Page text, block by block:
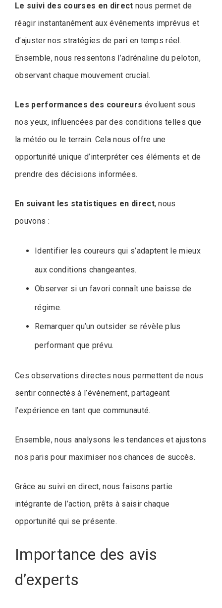
Le suivi des courses en direct nous permet de
réagir instantanément aux événements imprévus et
d’ajuster nos stratégies de pari en temps réel.
Ensemble, nous ressentons l’adrénaline du peloton,
observant chaque mouvement crucial.
Les performances des coureurs évoluent sous
nos yeux, influencées par des conditions telles que
la météo ou le terrain. Cela nous offre une
opportunité unique d’interpréter ces éléments et de
prendre des décisions informées.
En suivant les statistiques en direct, nous
pouvons :
Identifier les coureurs qui s’adaptent le mieux
aux conditions changeantes.
Observer si un favori connaît une baisse de
régime.
Remarquer qu’un outsider se révèle plus
performant que prévu.
Ces observations directes nous permettent de nous
sentir connectés à l’événement, partageant
l’expérience en tant que communauté.
Ensemble, nous analysons les tendances et ajustons
nos paris pour maximiser nos chances de succès.
Grâce au suivi en direct, nous faisons partie
intégrante de l’action, prêts à saisir chaque
opportunité qui se présente.
Importance des avis
d’experts